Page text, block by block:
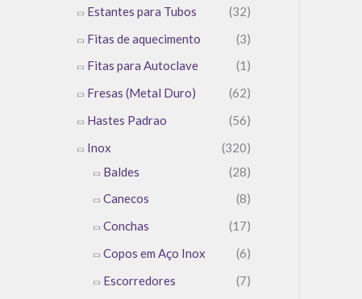
Estantes para Tubos
(32)
Fitas de aquecimento
(3)
Fitas para Autoclave
(1)
Fresas (Metal Duro)
(62)
Hastes Padrao
(56)
Inox
(320)
Baldes
(28)
Canecos
(8)
Conchas
(17)
Copos em Aço Inox
(6)
Escorredores
(7)